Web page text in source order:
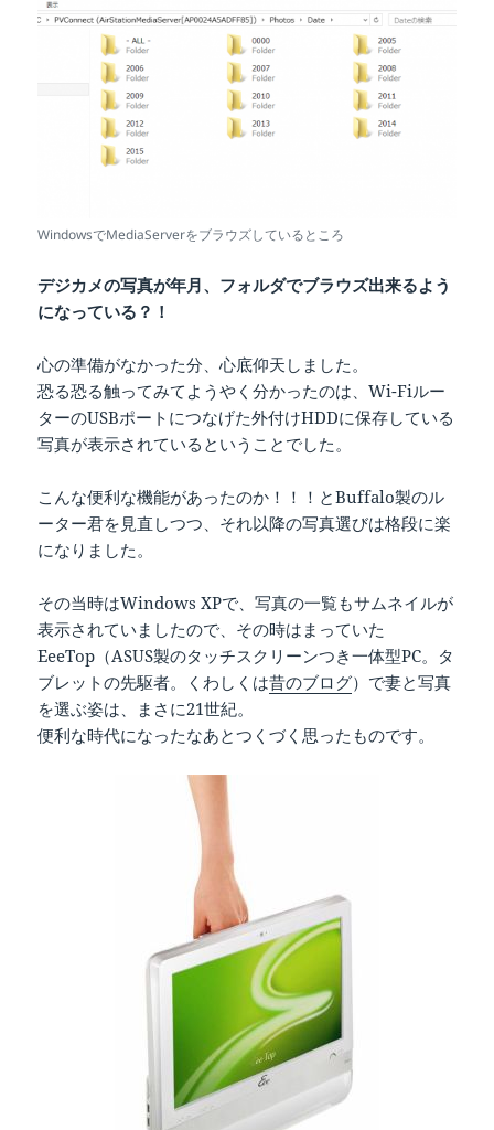
WindowsでMediaServerをブラウズしているところ
デジカメの写真が年月、フォルダでブラウズ出来るよう
になっている？！
心の準備がなかった分、心底仰天しました。
恐る恐る触ってみてようやく分かったのは、Wi-Fiルー
ターのUSBポートにつなげた外付けHDDに保存している
写真が表示されているということでした。
こんな便利な機能があったのか！！！とBuffalo製のル
ーター君を見直しつつ、それ以降の写真選びは格段に楽
になりました。
その当時はWindows XPで、写真の一覧もサムネイルが
表示されていましたので、その時はまっていた
EeeTop（ASUS製のタッチスクリーンつき一体型PC。タ
ブレットの先駆者。くわしくは昔のブログ）で妻と写真
を選ぶ姿は、まさに21世紀。
便利な時代になったなあとつくづく思ったものです。